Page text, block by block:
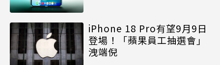
iPhone 18 Pro有望9月9日
登場！「蘋果員工抽選會」
洩端倪